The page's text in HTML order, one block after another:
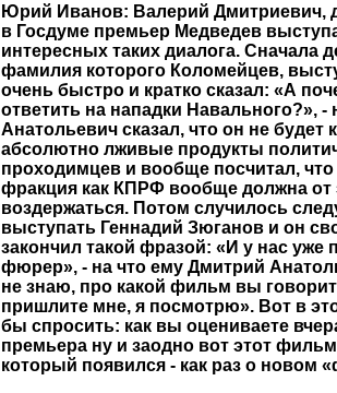
Юрий Иванов: Валерий Дмитриевич,
в Госдуме премьер Медведев
интересных таких диалога. Сначала
фамилия которого Коломейцев,
очень быстро и кратко сказал: «А
ответить на нападки Навального?», -
Анатольевич сказал, что он не будет
абсолютно лживые продукты
проходимцев и вообще посчитал, что
фракция как КПРФ вообще должна от
воздержаться. Потом случилось
выступать Геннадий Зюганов и он
закончил такой фразой: «И у нас уже
фюрер», - на что ему Дмитрий
не знаю, про какой фильм вы
пришлите мне, я посмотрю». Вот в
бы спросить: как вы оцениваете
премьера ну и заодно вот этот
который появился - как раз о новом